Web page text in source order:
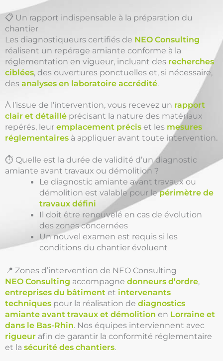
📋 Un rapport indispensable à la préparation du
chantier
Les diagnostiqueurs certifiés de NEO Consulting
réalisent un repérage amiante conforme à la
réglementation en vigueur, incluant des recherches
ciblées, des ouvertures ponctuelles et, si nécessaire,
des analyses en laboratoire accrédité.
À l’issue de l’intervention, vous recevez un rapport
clair et détaillé précisant la nature des matériaux
repérés, leur emplacement précis et les mesures
réglementaires à appliquer avant toute intervention.
⏱️ Quelle est la durée de validité d’un diagnostic
amiante avant travaux ou démolition ?
Le diagnostic amiante avant travaux ou
démolition est valable pour lepérimètre de
travaux défini
Il doit être renouvelé en cas de évolution
des zones concernées
Un nouvel examen est requis si les
conditions du chantier évoluent
📍 Zones d’intervention de NEO Consulting
NEO Consulting accompagne donneurs d’ordre,
entreprises du bâtiment et intervenants
techniques pour la réalisation de diagnostics
amiante avant travaux et démolition en Lorraine et
dans le Bas-Rhin. Nos équipes interviennent avec
rigueur afin de garantir la conformité réglementaire
et la sécurité des chantiers.